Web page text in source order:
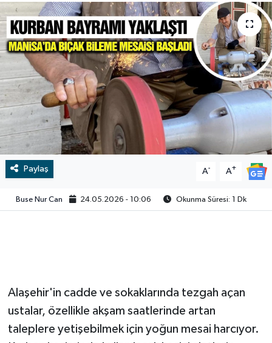
Paylaş A- A+
Buse Nur Can 24.05.2026 - 10:06 Okunma Süresi: 1 Dk
Alaşehir'in cadde ve sokaklarında tezgah açan
ustalar, özellikle akşam saatlerinde artan
taleplere yetişebilmek için yoğun mesai harcıyor.
İletişim
Künye
SPOR
Vefat
Video